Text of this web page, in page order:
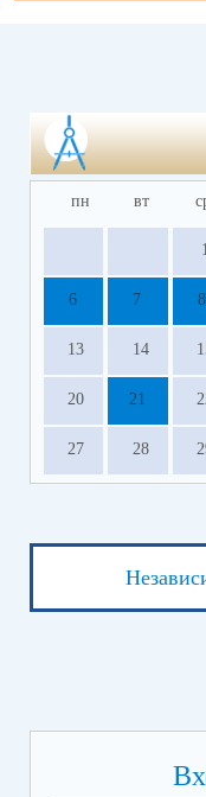
пн вт
6 7 8
13 14
20 21
27 28